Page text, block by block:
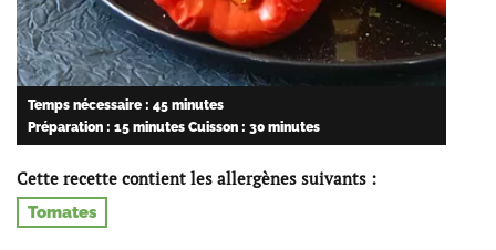
Temps nécessaire : 45 minutes
Préparation : 15 minutes Cuisson : 30 minutes
Cette recette contient les allergènes suivants :
Tomates